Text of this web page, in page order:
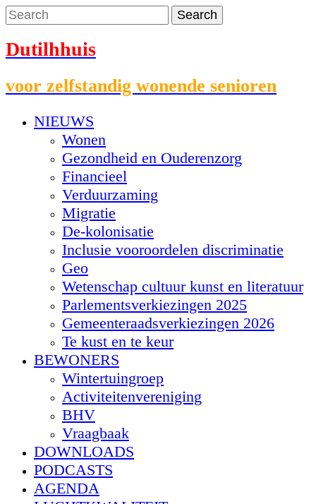
Dutilhhuis
voor zelfstandig wonende senioren
NIEUWS
Wonen
Gezondheid en Ouderenzorg
Financieel
Verduurzaming
Migratie
De-kolonisatie
Inclusie vooroordelen discriminatie
Geo
Wetenschap cultuur kunst en literatuur
Parlementsverkiezingen 2025
Gemeenteraadsverkiezingen 2026
Te kust en te keur
BEWONERS
Wintertuingroep
Activiteitenvereniging
BHV
Vraagbaak
DOWNLOADS
PODCASTS
AGENDA